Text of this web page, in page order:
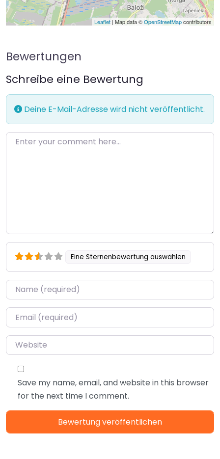
Leaflet | Map data ©OpenStreetMapcontributors
Bewertungen
Schreibe eine Bewertung
Deine E-Mail-Adresse wird nicht veröffentlicht.
Enter your comment here…
Eine Sternenbewertung auswählen
Name*
Email*
Website
Save my name, email, and website in this browser
for the next time I comment.